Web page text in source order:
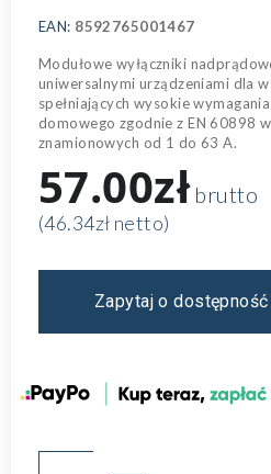
EAN: 8592765001467
Modułowe wyłączniki
uniwersalnymi urządzeniami dla
spełniających wysokie
domowego zgodnie z EN 60898
znamionowych od 1 do 63 A.
57.00złbrutto
(46.34zł netto)
Zapytaj o dostępność